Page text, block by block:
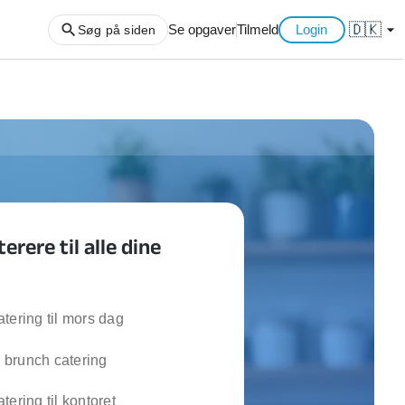
af køkken
Søg på siden Se opgaverTilmeld Login 🇩🇰 arrow_drop_down
til alle dine
til mors dag
brunch catering
til kontoret